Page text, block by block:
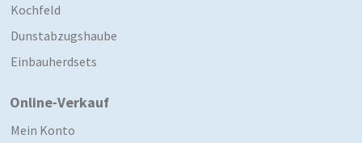
Kochfeld
Dunstabzugshaube
Einbauherdsets
Online-Verkauf
Mein Konto